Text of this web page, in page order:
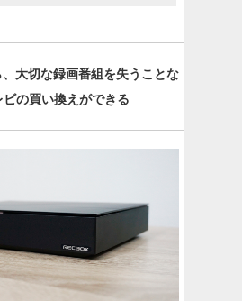
、大切な録画番組を失うことな
の買い換えができる